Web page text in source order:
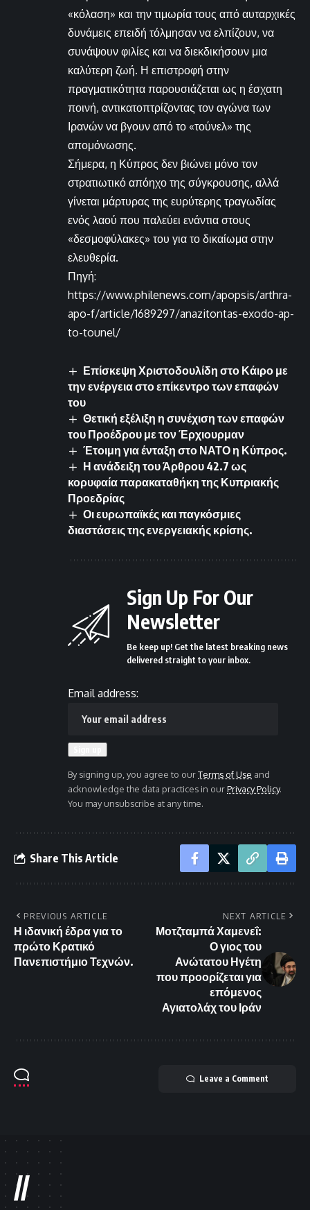
«κόλαση» και την τιμωρία τους από αυταρχικές
δυνάμεις επειδή τόλμησαν να ελπίζουν, να
συνάψουν φιλίες και να διεκδικήσουν μια
καλύτερη ζωή. Η επιστροφή στην
πραγματικότητα παρουσιάζεται ως η έσχατη
ποινή, αντικατοπτρίζοντας τον αγώνα των
Ιρανών να βγουν από το «τούνελ» της
απομόνωσης.
Σήμερα, η Κύπρος δεν βιώνει μόνο τον
στρατιωτικό απόηχο της σύγκρουσης, αλλά
γίνεται μάρτυρας της ευρύτερης τραγωδίας
ενός λαού που παλεύει ενάντια στους
«δεσμοφύλακες» του για το δικαίωμα στην
ελευθερία.
Πηγή:
https://www.philenews.com/apopsis/arthra-
apo-f/article/1689297/anazitontas-exodo-ap-
to-tounel/
Επίσκεψη Χριστοδουλίδη στο Κάιρο με
την ενέργεια στο επίκεντρο των επαφών
του
Θετική εξέλιξη η συνέχιση των επαφών
του Προέδρου με τον Έρχιουρμαν
Έτοιμη για ένταξη στο ΝΑΤΟ η Κύπρος.
Η ανάδειξη του Άρθρου 42.7 ως
κορυφαία παρακαταθήκη της Κυπριακής
Προεδρίας
Οι ευρωπαϊκές και παγκόσμιες
διαστάσεις της ενεργειακής κρίσης.
Sign Up For Our
Newsletter
Be keep up! Get the latest breaking news
delivered straight to your inbox.
Email address:
By signing up, you agree to ourTerms of Use and
acknowledge the data practices in ourPrivacy Policy.
You may unsubscribe at any time.
Share This Article
PREVIOUS ARTICLE
Η ιδανική έδρα για το
πρώτο Κρατικό
Πανεπιστήμιο Τεχνών.
NEXT ARTICLE
Μοτζταμπά Χαμενεΐ:
Ο γιος του
Ανώτατου Ηγέτη
που προορίζεται για
επόμενος
Αγιατολάχ του Ιράν
Leave a Comment
//